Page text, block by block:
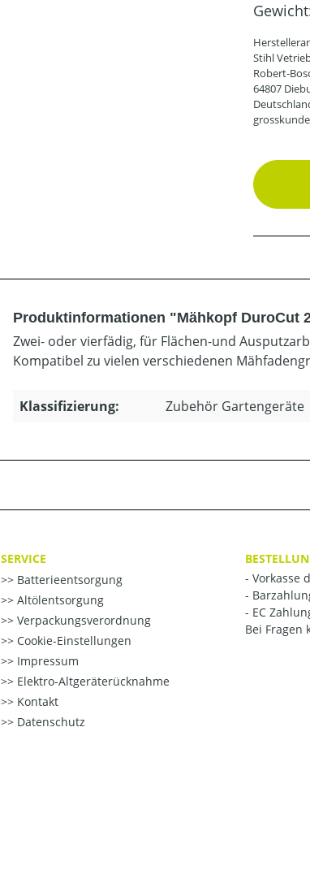
Stihl
Robert-
64807
Produktinformationen "Mähkopf DuroCut
Zwei- oder vierfädig, für Flächen-und
Kompatibel zu vielen verschiedenen
Klassifizierung: Zubehör Gartengeräte
SERVICE
Batterieentsorgung
Altölentsorgung
Verpackungsverordnung
Cookie-Einstellungen
Impressum
Elektro-Altgeräterücknahme
Kontakt
Datenschutz
- Vorkasse
-
- EC
Bei Fragen